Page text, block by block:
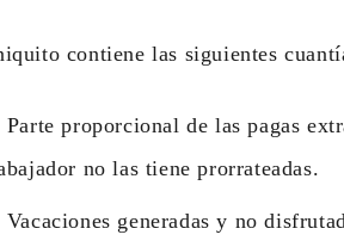
contiene las siguientes
Parte proporcional de las pagas
no las tiene prorrateadas.
Vacaciones generadas y no